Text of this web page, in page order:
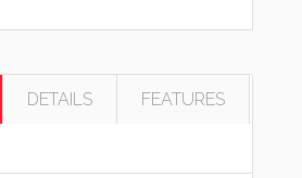
DETAILS FEATURES